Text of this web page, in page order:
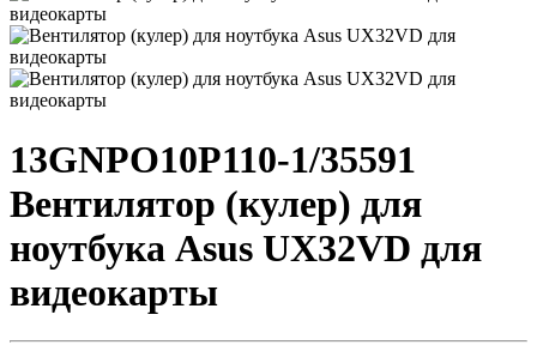
13GNPO10P110-1/35591
Вентилятор (кулер) для
ноутбука Asus UX32VD для
видеокарты